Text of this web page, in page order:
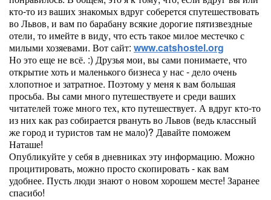
кто-то из ваших знакомых вдруг соберется спутешествовать
во Львов, и вам по барабану всякие дорогие пятизвездные
отели, то имейте в виду, что есть такое милое местечко с
милыми хозяевами. Вот сайт: www.catshostel.org
Но это еще не всё. :) Друзья мои, вы сами понимаете, что
открытие хоть и маленького бизнеса у нас - дело очень
хлопотное и затратное. Поэтому у меня к вам большая
просьба. Вы сами много путешествуете и среди ваших
читателей тоже много тех, кто путешествует. А вдруг кто-то
из них как раз собирается рвануть во Львов (ведь классный
же город и туристов там не мало)? Давайте поможем
Наташе!
Опубликуйте у себя в дневниках эту информацию. Можно
процитировать, можно просто скопировать - как вам
удобнее. Пусть люди знают о новом хорошем месте! Заранее
спасибо!